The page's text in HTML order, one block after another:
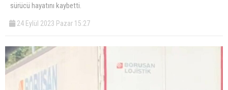
sürücü hayatını kaybetti.
24 Eylül 2023 Pazar 15:27